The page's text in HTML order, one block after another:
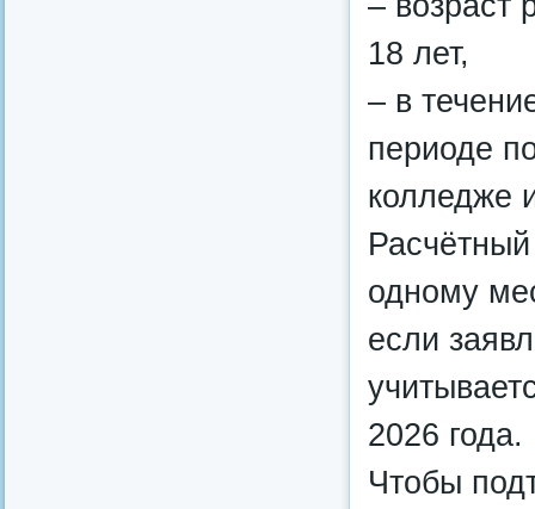
18 лет,
– в
периоде
колледже
одному
если
2026 года.
Чтобы